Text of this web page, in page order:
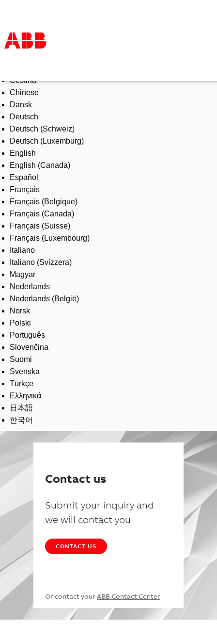
Products & Solutions
Industries
Services
About us
Where to buy
Contact us
Careers
Čeština
Chinese
Dansk
Deutsch
Deutsch (Schweiz)
Deutsch (Luxemburg)
English
English (Canada)
Español
Français
Français (Belgique)
Français (Canada)
Français (Suisse)
Français (Luxembourg)
Italiano
Italiano (Svizzera)
Magyar
Nederlands
Nederlands (België)
Norsk
Polski
Português
Slovenčina
Suomi
Svenska
Türkçe
Ελληνικά
日本語
한국어
Contact us
Submit your inquiry and
we will contact you
CONTACT US
Or contact your ABB Contact Center